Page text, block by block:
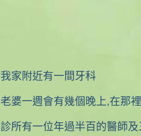
我家附近有一間牙科
老婆一週會有幾個晚上,在那
診所有一位年過半百的醫師